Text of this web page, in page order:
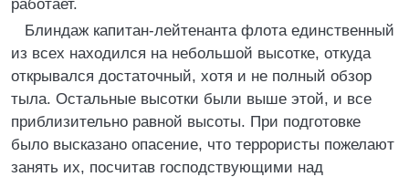
работает.
Блиндаж капитан-лейтенанта флота единственный
из всех находился на небольшой высотке, откуда
открывался достаточный, хотя и не полный обзор
тыла. Остальные высотки были выше этой, и все
приблизительно равной высоты. При подготовке
было высказано опасение, что террористы пожелают
занять их, посчитав господствующими над